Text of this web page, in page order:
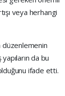
veya herhangi
düzenlemenin
da bu
ifade etti.